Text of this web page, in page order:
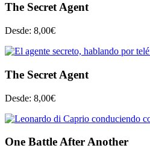
The Secret Agent
Desde: 8,00€
The Secret Agent
Desde: 8,00€
One Battle After Another